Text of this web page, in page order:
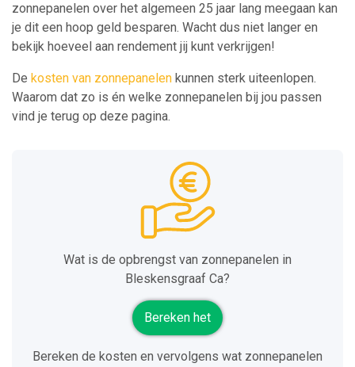
zonnepanelen over het algemeen 25 jaar lang meegaan kan
je dit een hoop geld besparen. Wacht dus niet langer en
bekijk hoeveel aan rendement jij kunt verkrijgen!
De kosten van zonnepanelen kunnen sterk uiteenlopen.
Waarom dat zo is én welke zonnepanelen bij jou passen
vind je terug op deze pagina.
Wat is de opbrengst van zonnepanelen in
Bleskensgraaf Ca?
Bereken het
Bereken de kosten en vervolgens wat zonnepanelen